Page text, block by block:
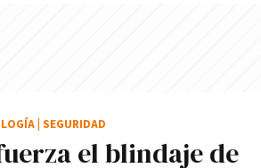
el blindaje de
SEGURIDAD